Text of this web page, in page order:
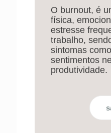
O burnout, é
física,
estresse
trabalho,
sintomas
sentimentos
produtividade.